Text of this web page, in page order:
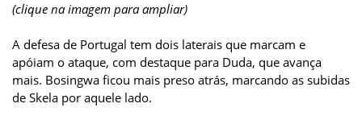
(clique na imagem para ampliar)
A defesa de Portugal tem dois laterais que marcam e
apóiam o ataque, com destaque para Duda, que avança
mais. Bosingwa ficou mais preso atrás, marcando as subidas
de Skela por aquele lado.